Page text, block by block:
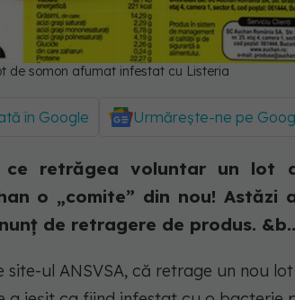
de somon afumat infestat cu Listeria
în Google Urmărește-ne pe
retrăgea voluntar un lot
o „comite” din nou! Astăzi
de retragere de produs.
ul ANSVSA, că retrage un nou